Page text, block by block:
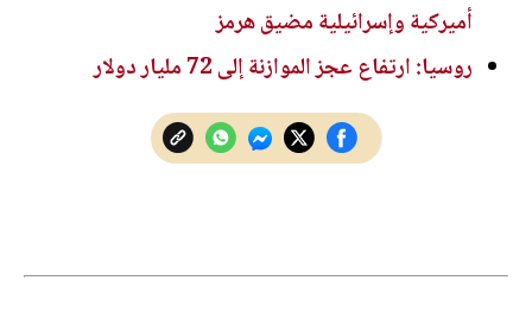
أميركية وإسرائيلية مضيق هرمز
روسيا: ارتفاع عجز الموازنة إلى 72 مليار دولار